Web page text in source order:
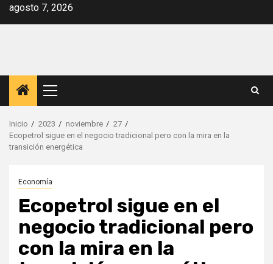
Saltar
agosto 7, 2026
Menú
principal
Inicio 2023 noviembre
27
Ecopetrol sigue en el negocio tradicional pero con la mira en la
transición energética
Economía
Ecopetrol sigue en el
negocio tradicional pero
con la mira en la